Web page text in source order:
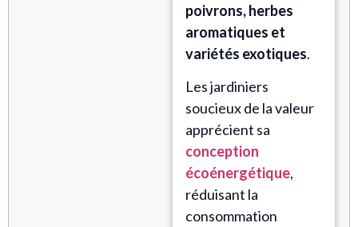
poivrons, herbes
aromatiques et
variétés exotiques.
Les jardiniers
soucieux de la valeur
apprécient sa
conception
écoénergétique,
réduisant la
consommation